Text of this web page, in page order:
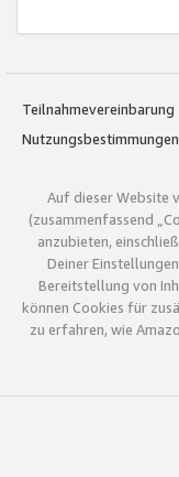
Teilnahmevereinbarung
Nutzungsbestimmungen
Auf dieser Website
(zusammenfassend
anzubieten,
Deiner
Bereitstellung von
können Cookies für
zu erfahren, wie